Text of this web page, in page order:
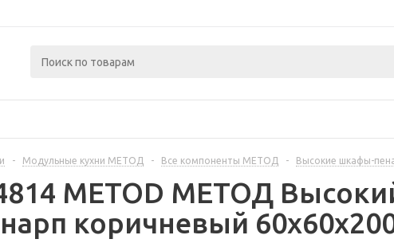
- Модульные кухни МЕТОД - Все компоненты МЕТОД - Высокие шкафы-
METOD МЕТОД
коричневый